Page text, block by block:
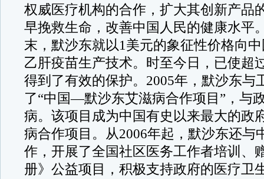
权威医疗机构的合作，扩大其创新产品
早挽救生命，改善中国人民的健康水平
末，默沙东就以1美元的象征性价格向
乙肝疫苗生产技术。时至今日，已使超
得到了有效的保护。2005年，默沙东与
了“中国—默沙东艾滋病合作项目”，与
病。该项目成为中国有史以来最大的政
病合作项目。从2006年起，默沙东还与
作，开展了全国社区医务工作者培训、
册》公益项目，积极支持政府的医疗卫